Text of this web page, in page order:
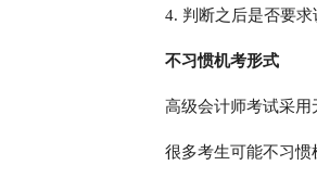
4. 判断之后是否要求
不习惯机考形式
高级会计师考试采用
很多考生可能不习惯